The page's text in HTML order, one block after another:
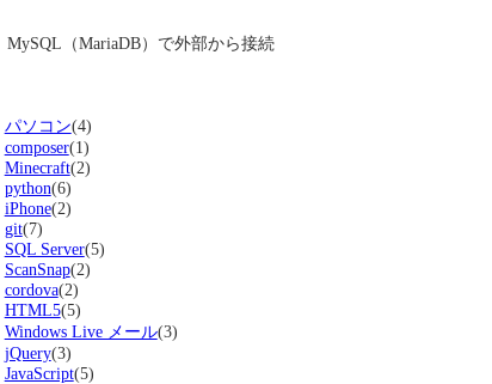
（MariaDB）で外部から接続
パソコン(4)
composer(1)
Minecraft(2)
python(6)
iPhone(2)
git(7)
SQL Server(5)
ScanSnap(2)
cordova(2)
HTML5(5)
Windows Live メール(3)
jQuery(3)
JavaScript(5)